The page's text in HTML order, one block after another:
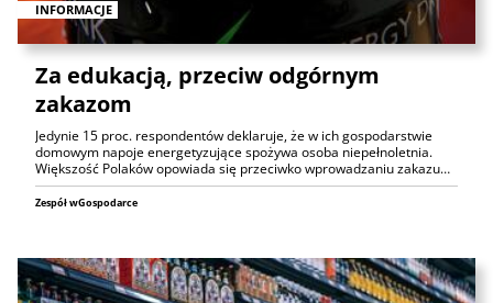
INFORMACJE
Za edukacją, przeciw odgórnym
zakazom
Jedynie 15 proc. respondentów deklaruje, że w ich gospodarstwie
domowym napoje energetyzujące spożywa osoba niepełnoletnia.
Większość Polaków opowiada się przeciwko wprowadzaniu zakazu…
Zespół wGospodarce